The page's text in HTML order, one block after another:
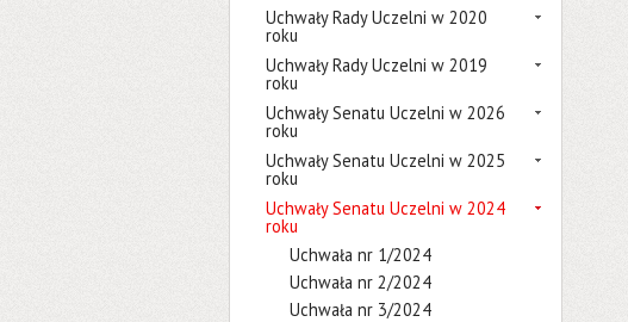
Uchwały Rady Uczelni w 2020
roku
Uchwały Rady Uczelni w 2019
roku
Uchwały Senatu Uczelni w 2026
roku
Uchwały Senatu Uczelni w 2025
roku
Uchwały Senatu Uczelni w 2024
roku
Uchwała nr 1/2024
Uchwała nr 2/2024
Uchwała nr 3/2024